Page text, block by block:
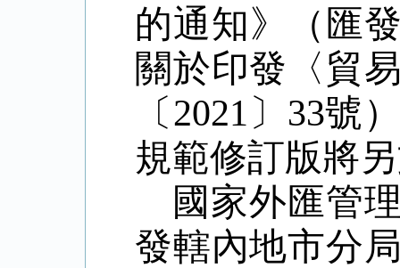
的通知》（匯
關於印發 〈 貿
〔 2021 〕 33號
規範修訂版將
國家外匯管
發轄內地市分